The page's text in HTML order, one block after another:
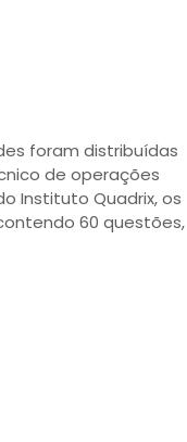
foram distribuídas
de operações
Instituto Quadrix, os
60 questões,